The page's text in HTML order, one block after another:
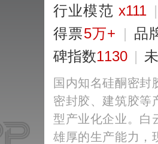
行业模范x111
得票5万+ | 品
碑指数1130 |
国内知名硅酮密封
密封胶、建筑胶等
型产业化企业。白
雄厚的生产能力，